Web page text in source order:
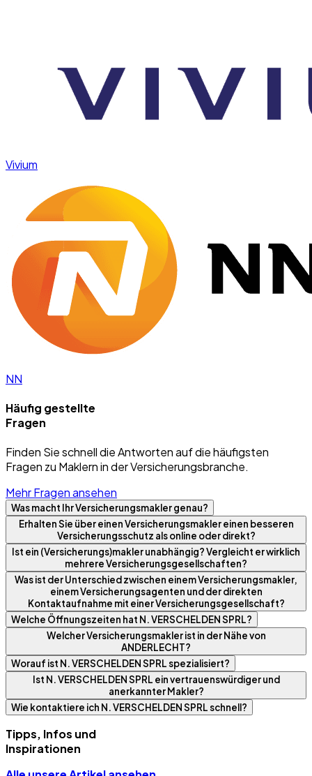
Vivium
NN
Häufig gestellte
Fragen
Finden Sie schnell die Antworten auf die häufigsten
Fragen zu Maklern in der Versicherungsbranche.
Mehr Fragen ansehen
Was macht Ihr Versicherungsmakler genau?
Erhalten Sie über einen Versicherungsmakler einen besseren
Versicherungsschutz als online oder direkt?
Ist ein (Versicherungs)makler unabhängig? Vergleicht er wirklich
mehrere Versicherungsgesellschaften?
Was ist der Unterschied zwischen einem Versicherungsmakler,
einem Versicherungsagenten und der direkten
Kontaktaufnahme mit einer Versicherungsgesellschaft?
Welche Öffnungszeiten hat N. VERSCHELDEN SPRL?
Welcher Versicherungsmakler ist in der Nähe von
ANDERLECHT?
Worauf ist N. VERSCHELDEN SPRL spezialisiert?
Ist N. VERSCHELDEN SPRL ein vertrauenswürdiger und
anerkannter Makler?
Wie kontaktiere ich N. VERSCHELDEN SPRL schnell?
Tipps, Infos und
Inspirationen